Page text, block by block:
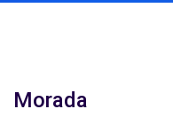
Morada